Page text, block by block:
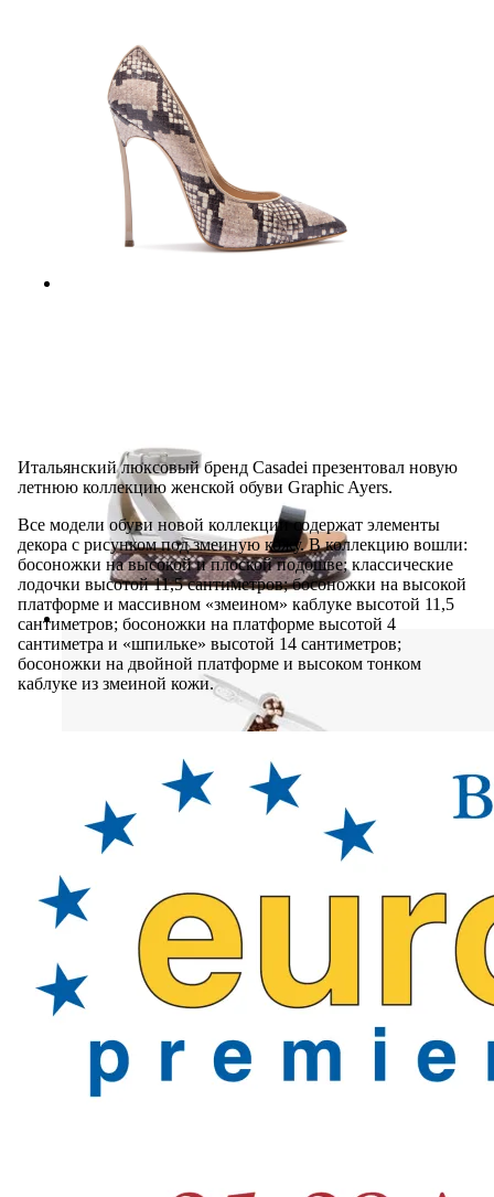
Итальянский люксовый бренд Casadei презентовал новую
летнюю коллекцию женской обуви Graphic Ayers.
Все модели обуви новой коллекции содержат элементы
декора с рисунком под змеиную кожу. В коллекцию вошли:
босоножки на высокой и плоской подошве; классические
лодочки высотой 11,5 сантиметров; босоножки на высокой
платформе и массивном «змеином» каблуке высотой 11,5
сантиметров; босоножки на платформе высотой 4
сантиметра и «шпильке» высотой 14 сантиметров;
босоножки на двойной платформе и высоком тонком
каблуке из змеиной кожи.